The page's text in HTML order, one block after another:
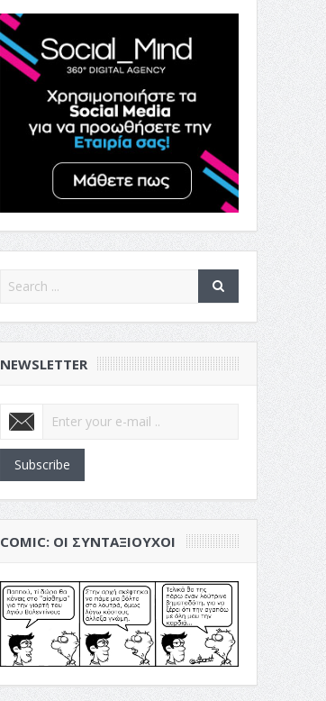
NEWSLETTER
Subscribe
COMIC: ΟΙ ΣΥΝΤΑΞΙΟΎΧΟΙ